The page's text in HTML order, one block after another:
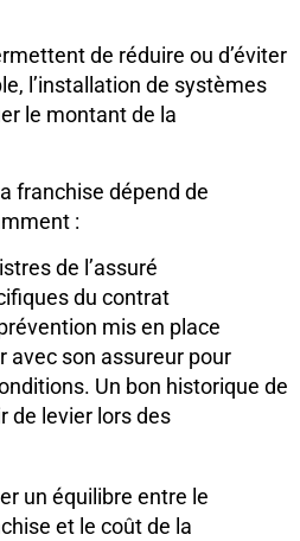
de réduire ou d’éviter
l’installation de systèmes
le montant de la
franchise dépend de
:
de l’assuré
du contrat
mis en place
avec son assureur pour
Un bon historique de
de levier lors des
un équilibre entre le
et le coût de la